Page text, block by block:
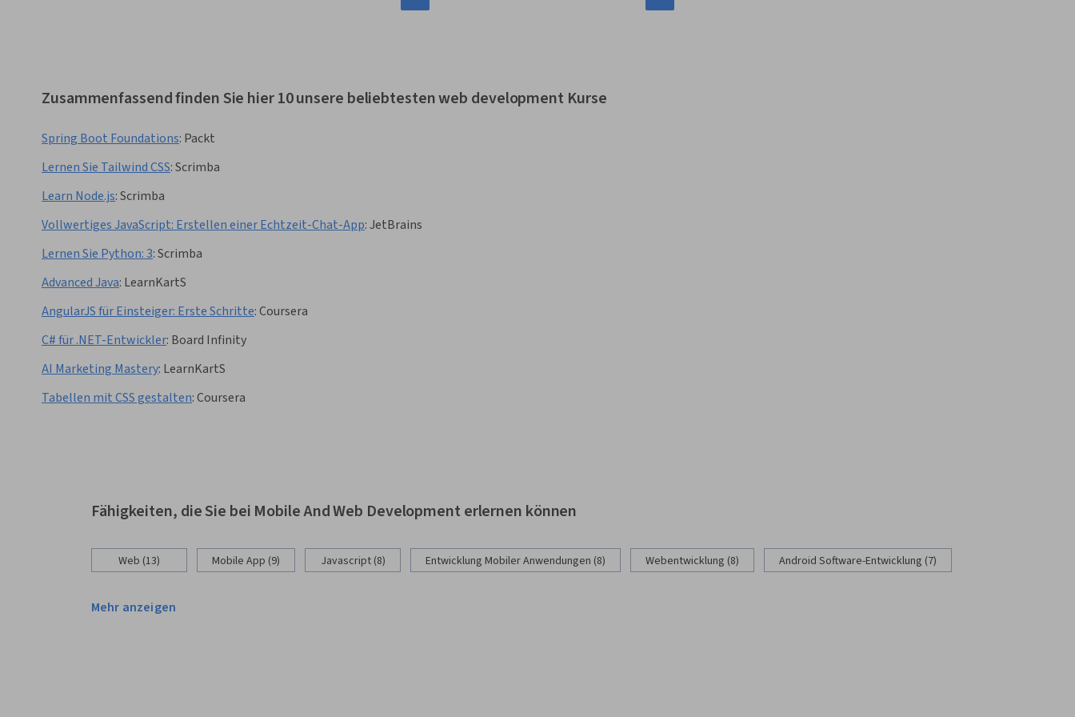
Zusammenfassend finden Sie hier 10 unsere beliebtesten web development Kurse
Spring Boot Foundations: Packt
Lernen Sie Tailwind CSS:Scrimba
Learn Node.js:Scrimba
Vollwertiges JavaScript: Erstellen einer Echtzeit-Chat-App:JetBrains
Lernen Sie Python: 3:Scrimba
Advanced Java: LearnKartS
AngularJS für Einsteiger: Erste Schritte:Coursera
C# für .NET-Entwickler: Board Infinity
AI Marketing Mastery: LearnKartS
Tabellen mit CSS gestalten:Coursera
Fähigkeiten, die Sie bei Mobile And Web Development erlernen können
Web (13) Mobile App (9) Javascript (8) Entwicklung Mobiler Anwendungen (8) Webentwicklung (8) Android Software-Entwicklung (7)
Mehr anzeigen